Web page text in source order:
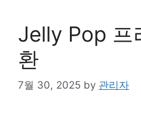
Jelly Pop 프
환
7월 30, 2025 by 관리자